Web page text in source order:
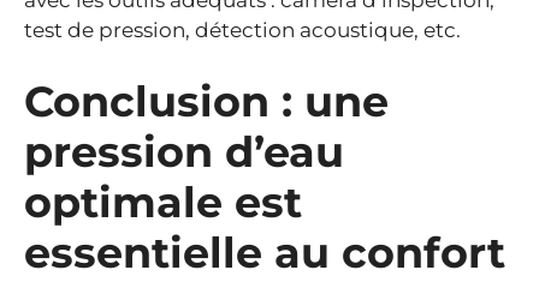
test de pression, détection acoustique, etc.
Conclusion : une
pression d’eau
optimale est
essentielle au confort